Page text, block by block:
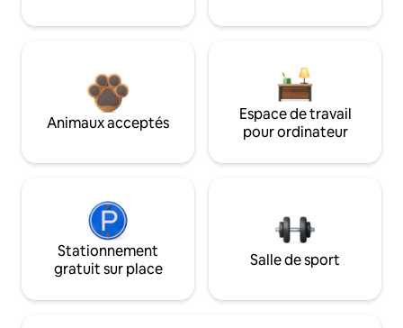
Animaux acceptés
Espace de travail
pour ordinateur
Stationnement
gratuit sur place
Salle de sport